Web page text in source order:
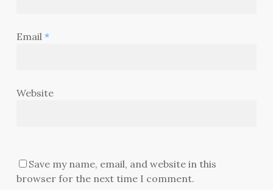
Email *
Website
Save my name, email, and website in this
browser for the next time I comment.